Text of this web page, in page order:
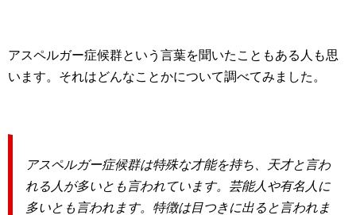
アスペルガー症候群という言葉を聞いたこともある人も思
います。それはどんなことかについて調べてみました。
アスペルガー症候群は特殊な才能を持ち、天才と言わ
れる人が多いとも言われています。芸能人や有名人に
多いとも言われます。特徴は目つきに出ると言われま